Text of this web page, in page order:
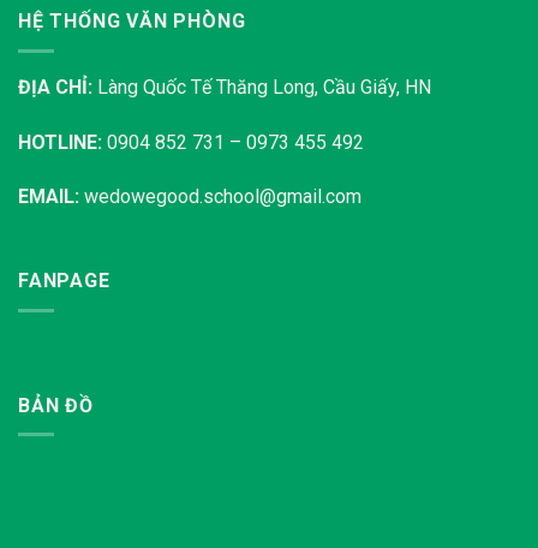
HỆ THỐNG VĂN PHÒNG
ĐỊA CHỈ: Làng Quốc Tế Thăng Long, Cầu Giấy, HN
HOTLINE: 0904 852 731 – 0973 455 492
EMAIL: wedowegood.school@gmail.com
FANPAGE
BẢN ĐỒ